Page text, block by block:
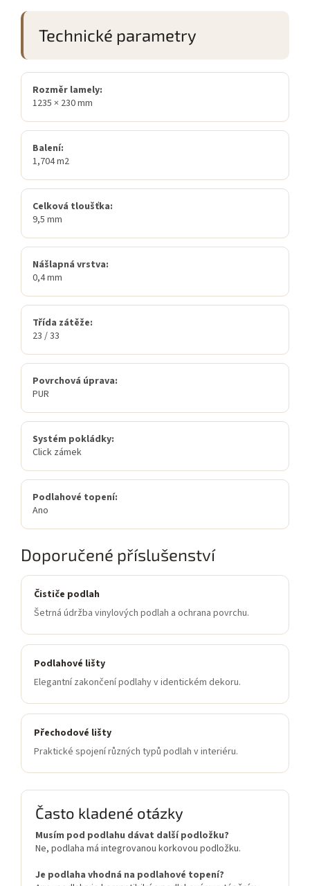
Technické parametry
Rozměr lamely:
1235 × 230 mm
Balení:
1,704 m2
Celková tloušťka:
9,5 mm
Nášlapná vrstva:
0,4 mm
Třída zátěže:
23 / 33
Povrchová úprava:
PUR
Systém pokládky:
Click zámek
Podlahové topení:
Ano
Doporučené příslušenství
Čističe podlah
Šetrná údržba vinylových podlah a ochrana povrchu.
Podlahové lišty
Elegantní zakončení podlahy v identickém dekoru.
Přechodové lišty
Praktické spojení různých typů podlah v interiéru.
Často kladené otázky
Musím pod podlahu dávat další podložku?
Ne, podlaha má integrovanou korkovou podložku.
Je podlaha vhodná na podlahové topení?